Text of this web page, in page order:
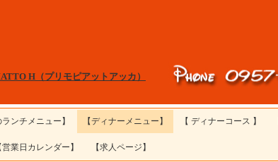
H（プリモピアットアッカ）
ランチメニュー】 【ディナーメニュー】 【 ディナーコース 】
営業日カレンダー】 【求人ページ】